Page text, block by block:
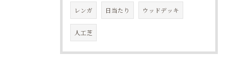
レンガ 日当たり ウッドデッキ
人工芝